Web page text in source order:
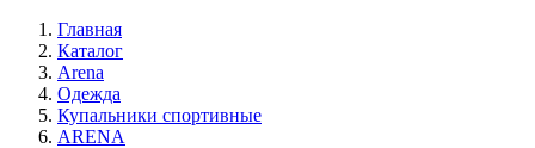
Главная
Каталог
Arena
Одежда
Купальники спортивные
ARENA